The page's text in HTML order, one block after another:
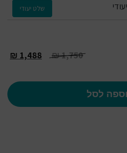
שלט יעודי
1,750
₪
1,488
₪
לסל